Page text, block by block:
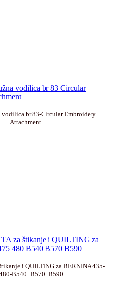
vodilica br.83-Circular Embroidery
Attachment
i QUILTING za BERNINA 435-
B540_B570_B590